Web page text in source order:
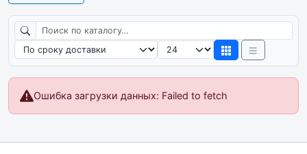
Поиск по каталогу
Сортировка
Товаров на странице
Ошибка загрузки данных: Failed to fetch